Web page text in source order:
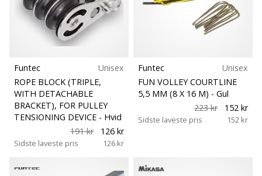
Funtec
Unisex
ROPE BLOCK (TRIPLE,
WITH DETACHABLE
BRACKET), FOR PULLEY
TENSIONING DEVICE - Hvid
191 kr
126 kr
Sidste laveste pris 126 kr
Funtec
Unisex
FUN VOLLEY COURTLINE
5,5 MM (8 X 16 M) - Gul
223 kr
152 kr
Sidste laveste pris 152 kr